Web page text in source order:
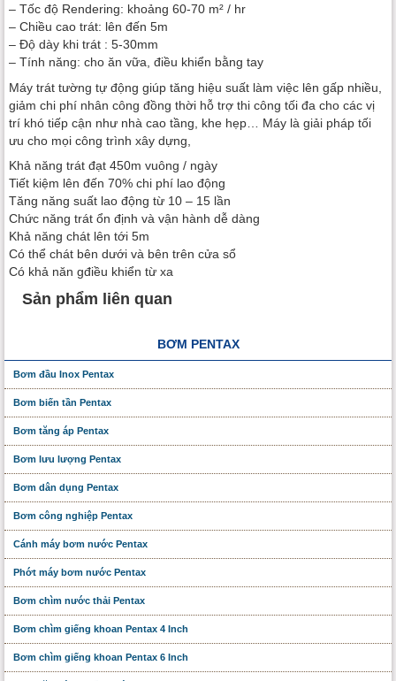
– Tốc độ Rendering: khoảng 60-70 m² / hr
– Chiều cao trát: lên đến 5m
– Độ dày khi trát : 5-30mm
– Tính năng: cho ăn vữa, điều khiển bằng tay
Máy trát tường tự động giúp tăng hiệu suất làm việc lên gấp nhiều,
giảm chi phí nhân công đồng thời hỗ trợ thi công tối đa cho các vị
trí khó tiếp cận như nhà cao tầng, khe hẹp… Máy là giải pháp tối
ưu cho mọi công trình xây dựng,
Khả năng trát đạt 450m vuông / ngày
Tiết kiệm lên đến 70% chi phí lao động
Tăng năng suất lao động từ 10 – 15 lần
Chức năng trát ổn định và vận hành dễ dàng
Khả năng chát lên tới 5m
Có thể chát bên dưới và bên trên cửa sổ
Có khả năn gđiều khiển từ xa
Sản phẩm liên quan
BƠM PENTAX
Bơm đầu Inox Pentax
Bơm biến tần Pentax
Bơm tăng áp Pentax
Bơm lưu lượng Pentax
Bơm dân dụng Pentax
Bơm công nghiệp Pentax
Cánh máy bơm nước Pentax
Phớt máy bơm nước Pentax
Bơm chìm nước thải Pentax
Bơm chìm giếng khoan Pentax 4 Inch
Bơm chìm giếng khoan Pentax 6 Inch